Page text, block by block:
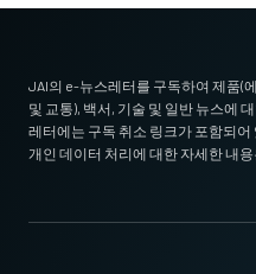
JAI의 e-뉴스레터를 구독하여 제품(
및 교통), 백서, 기술 및 일반 뉴스에
레터에는 구독 취소 링크가 포함되
개인 데이터 처리에 대한 자세한 내용